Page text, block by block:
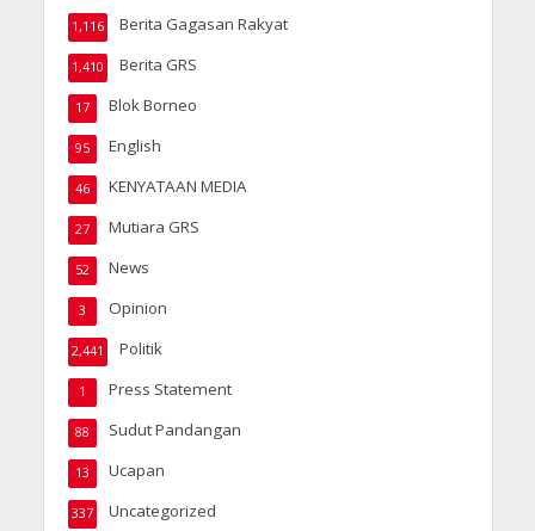
Berita Gagasan Rakyat
1,116
Berita GRS
1,410
Blok Borneo
17
English
95
KENYATAAN MEDIA
46
Mutiara GRS
27
News
52
Opinion
3
Politik
2,441
Press Statement
1
Sudut Pandangan
88
Ucapan
13
Uncategorized
337